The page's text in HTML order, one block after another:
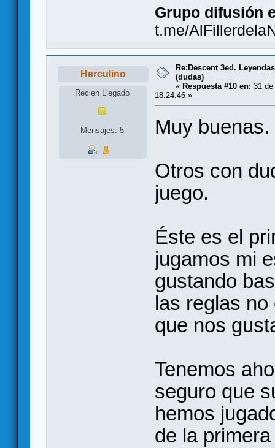
Grupo difusión
t.me/
Herculino
Recien Llegado
Mensajes: 5
Re:Descent 3ed.
(dudas)
« Respuesta #10 en: 31
18:24:46 »
Muy buenas.
Otros con
juego.
Éste es el
jugamos mi
gustando
las reglas
que nos
Tenemos
seguro que
hemos
de la